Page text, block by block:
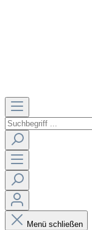
Menü schließen